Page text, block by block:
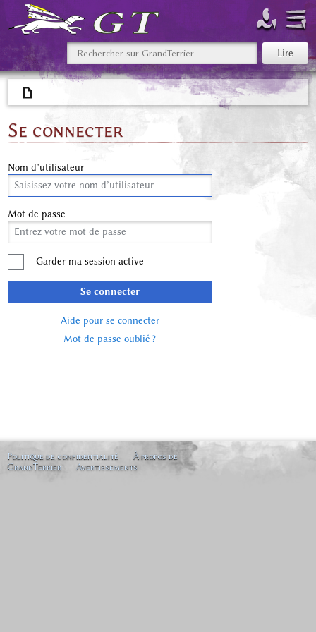
Se connecter
Nom d’utilisateur
Mot de passe
Garder ma session active
Se connecter
Aide pour se connecter
Mot de passe oublié ?
Politique de confidentialité
À propos de
GrandTerrier
Avertissements